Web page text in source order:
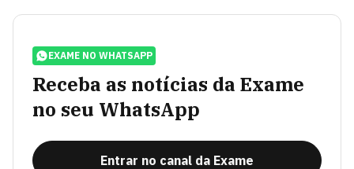
EXAME NO WHATSAPP
Receba as notícias da Exame
no seu WhatsApp
Entrar no canal da Exame